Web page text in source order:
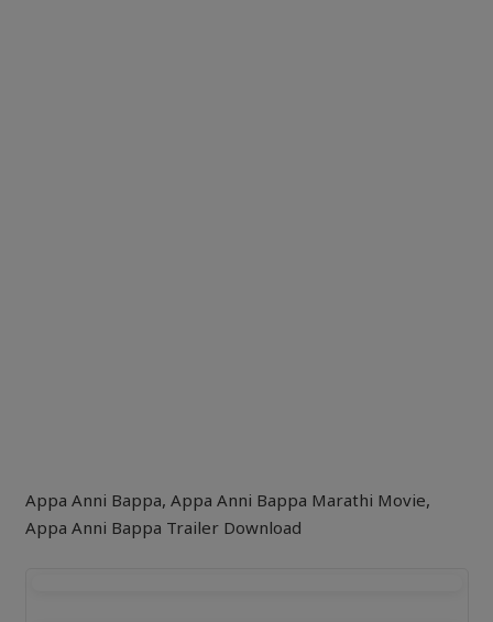
Appa Anni Bappa, Appa Anni Bappa Marathi Movie,
Appa Anni Bappa Trailer Download